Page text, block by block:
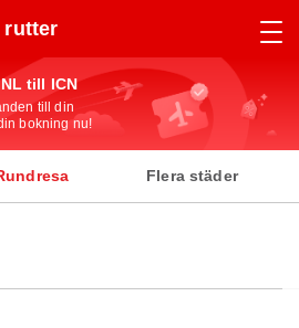
rutter
till ICN
till din
bokning nu!
Flera städer